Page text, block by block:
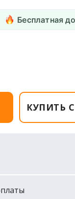
Бесплатная
КУПИТЬ